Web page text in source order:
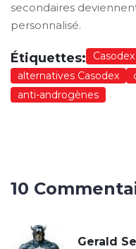
secondaires
personnalisé.
Étiquettes: Casodex
alternatives Casodex
anti-androgènes
10
Gerald